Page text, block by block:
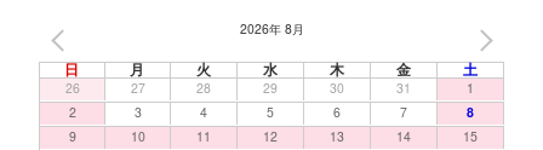
2026年 8月
日 月 火 水 木 金 土
26 27 28 29 30 31
1
2
3 4 5 6 7
8
9
10 11 12 13 14
15